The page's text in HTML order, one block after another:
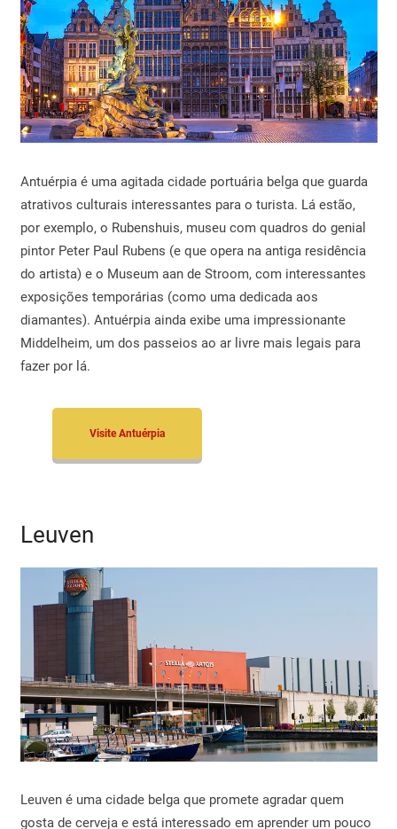
Antuérpia é uma agitada cidade portuária belga que guarda
atrativos culturais interessantes para o turista. Lá estão,
por exemplo, o Rubenshuis, museu com quadros do genial
pintor Peter Paul Rubens (e que opera na antiga residência
do artista) e o Museum aan de Stroom, com interessantes
exposições temporárias (como uma dedicada aos
diamantes). Antuérpia ainda exibe uma impressionante
Middelheim, um dos passeios ao ar livre mais legais para
fazer por lá.
Visite Antuérpia
Leuven
Leuven é uma cidade belga que promete agradar quem
gosta de cerveja e está interessado em aprender um pouco